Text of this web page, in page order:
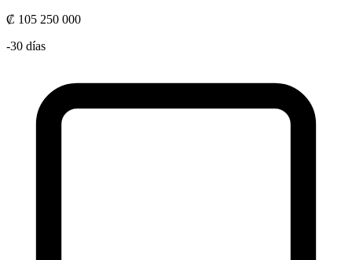
₡ 105 250 000
-30 días